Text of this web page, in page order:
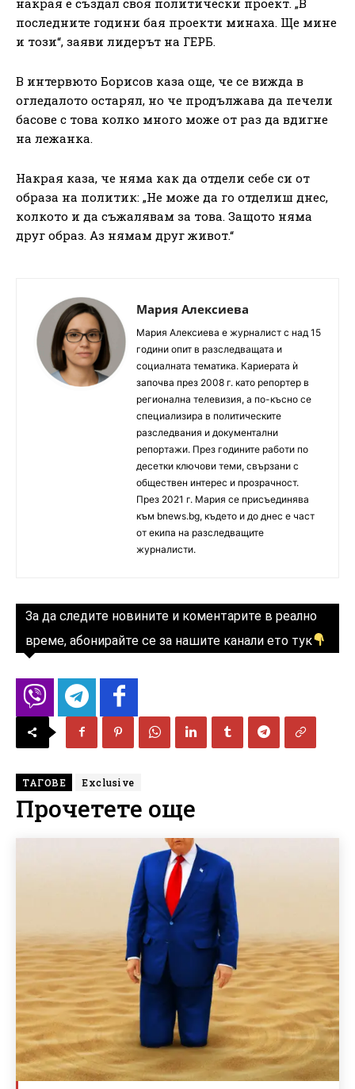
последните години бая проекти минаха. Ще мине
и този“, заяви лидерът на ГЕРБ.
В интервюто Борисов каза още, че се вижда в
огледалото остарял, но че продължава да печели
басове с това колко много може от раз да вдигне
на лежанка.
Накрая каза, че няма как да отдели себе си от
образа на политик: „Не може да го отделиш днес,
колкото и да съжалявам за това. Защото няма
друг образ. Аз нямам друг живот.“
Мария Алексиева
Мария Алексиева е журналист с над 15
години опит в разследващата и
социалната тематика. Кариерата ѝ
започва през 2008 г. като репортер в
регионална телевизия, а по-късно се
специализира в политическите
разследвания и документални
репортажи. През годините работи по
десетки ключови теми, свързани с
обществен интерес и прозрачност.
През 2021 г. Мария се присъединява
към bnews.bg, където и до днес е част
от екипа на разследващите
журналисти.
За да следите новините и коментарите в реално
време, абонирайте се за нашите канали ето тук
ТАГОВЕ Exclusive
Прочетете още